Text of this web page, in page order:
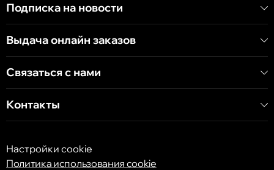
бульвар Дечебал, 139
Подписка на новости
Выдача онлайн заказов
Связаться с нами
Контакты
Настройки cookie
Политика использования cookie